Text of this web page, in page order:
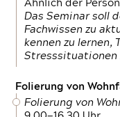
Ähnlich der
Das Seminar soll
Fachwissen zu
kennen zu lernen,
Stresssituationen
Folierung von
Folierung von